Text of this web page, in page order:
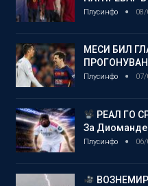
Плусинфо
МЕСИ БИЛ
Плусинфо
РЕАЛ ГО
За Диоманде
Плусинфо